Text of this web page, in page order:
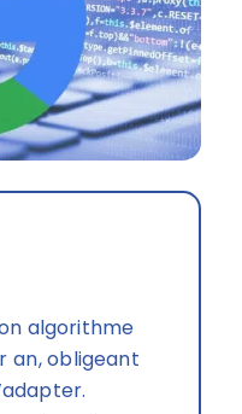
algorithme
an, obligeant